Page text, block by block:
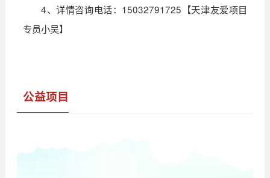
4、详情咨询电话：15032791725【天津友爱项目
专员小吴】
公益项目